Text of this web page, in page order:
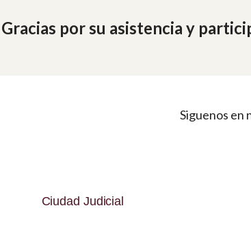
Gracias por su asistencia y
Siguenos en
Ciudad Judicial